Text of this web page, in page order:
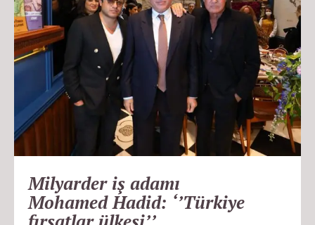
Milyarder iş adamı
Mohamed Hadid: ‘’Türkiye